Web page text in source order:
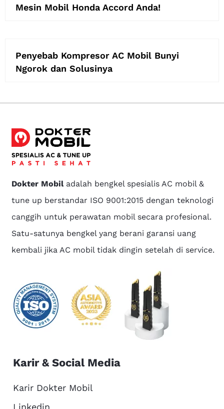
Mesin Mobil Honda Accord Anda!
Penyebab Kompresor AC Mobil Bunyi
Ngorok dan Solusinya
Dokter Mobiladalah bengkel spesialis AC mobil &
tune up berstandar ISO 9001:2015 dengan teknologi
canggih untuk perawatan mobil secara profesional.
Satu-satunya bengkel yang berani garansi uang
kembali jika AC mobil tidak dingin setelah di service.
Karir & Social Media
Karir Dokter Mobil
Linkedin